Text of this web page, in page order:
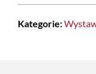
Kategorie: